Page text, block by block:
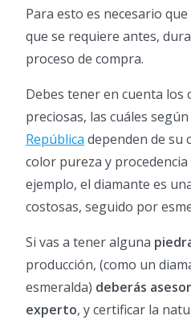
Para esto es necesario
que se requiere antes,
proceso de compra.
Debes tener en cuenta los
preciosas, las cuáles
República dependen de su
color pureza y
ejemplo, el diamante es
costosas, seguido por
Si vas a tener alguna
producción, (como un
esmeralda) deberás
experto, y certificar la